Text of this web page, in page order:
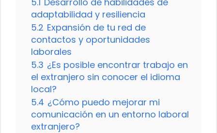
adaptabilidad y resiliencia
5.2 Expansión de tu red de
contactos y oportunidades
laborales
5.3 ¿Es posible encontrar trabajo en
el extranjero sin conocer el idioma
local?
5.4 ¿Cómo puedo mejorar mi
comunicación en un entorno laboral
extranjero?